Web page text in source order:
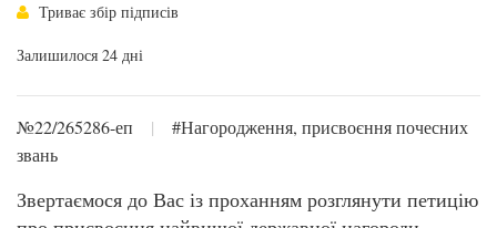
Триває збір підписів
Залишилося 24 дні
№22/265286-еп |
#Нагородження, присвоєння почесних
звань
Звертаємося до Вас із проханням розглянути петицію